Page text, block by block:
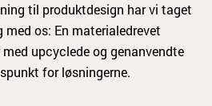
til produktdesign har vi taget
med os: En materialedrevet
upcyclede og genanvendte
for løsningerne.